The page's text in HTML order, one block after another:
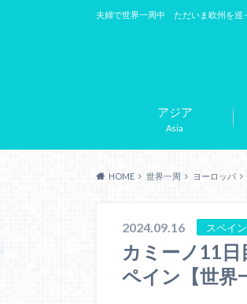
夫婦で世界一周中 ただいま欧州を巡
Asia
アジア
HOME 世界一周 ヨーロッパ
2024.09.16 スペイン
カミーノ11
ペイン【世界